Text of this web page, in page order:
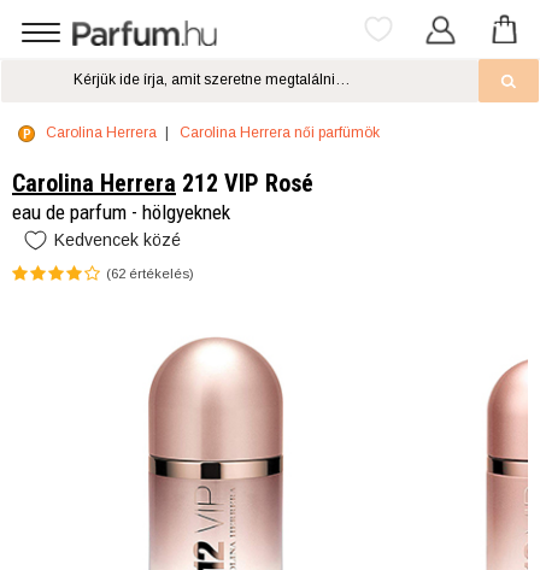
Carolina Herrera Carolina Herrera női parfümök
Carolina Herrera 212 VIP Rosé
eau de parfum - hölgyeknek
Kedvencek közé
(62 értékelés)